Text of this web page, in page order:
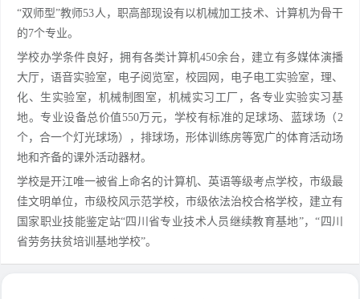
“双师型”教师53人，职高部现设有以机械加工技术、计算机为骨干
的7个专业。
学校办学条件良好，拥有各类计算机450余台，建立有多媒体演播
大厅，语音实验室，电子阅览室，校园网，电子电工实验室，理、
化、生实验室，机械制图室，机械实习工厂，各专业实验实习基
地。专业设备总价值550万元，学校有标准的足球场、蓝球场（2
个，合一个灯光球场），排球场，形体训练房等宽广的体育活动场
地和齐备的课外活动器材。
学校是开江唯一被省上命名的计算机、英语等级考点学校，市级最
佳文明单位，市级校风示范学校，市级依法治校合格学校，建立有
国家职业技能鉴定站“四川省专业技术人员继续教育基地”，“四川
省劳务扶贫培训基地学校”。